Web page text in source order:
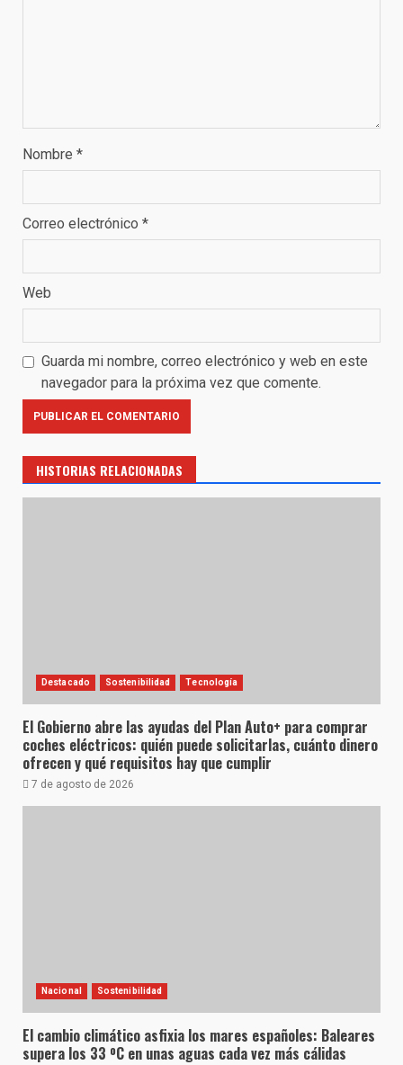
Nombre *
Correo electrónico *
Web
Guarda mi nombre, correo electrónico y web en este
navegador para la próxima vez que comente.
HISTORIAS RELACIONADAS
Destacado Sostenibilidad Tecnología
El Gobierno abre las ayudas del Plan Auto+ para comprar
coches eléctricos: quién puede solicitarlas, cuánto dinero
ofrecen y qué requisitos hay que cumplir
7 de agosto de 2026
Nacional Sostenibilidad
El cambio climático asfixia los mares españoles: Baleares
supera los 33 ºC en unas aguas cada vez más cálidas